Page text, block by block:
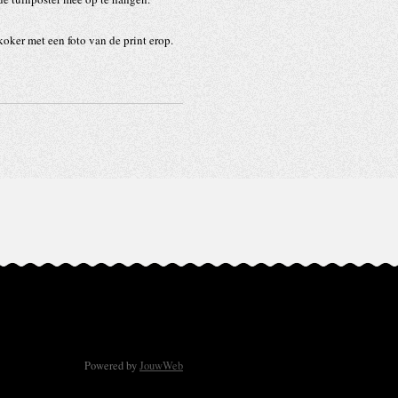
met een foto van de print erop.
Powered byJouwWeb